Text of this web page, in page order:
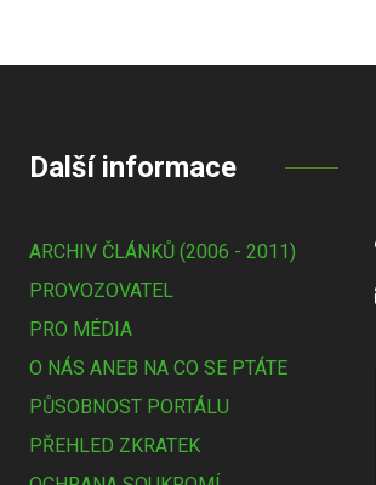
Další informace
ARCHIV ČLÁNKŮ (2006 - 2011)
PROVOZOVATEL
PRO MÉDIA
O NÁS ANEB NA CO SE PTÁTE
PŮSOBNOST PORTÁLU
PŘEHLED ZKRATEK